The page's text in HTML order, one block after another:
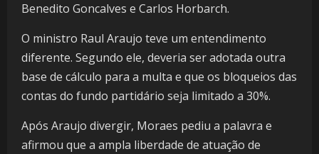
Benedito Goncalves e Carlos Horbarch.
O ministro Raul Araujo teve um entendimento
diferente. Segundo ele, deveria ser adotada outra
base de cálculo para a multa e que os bloqueios das
contas do fundo partidário seja limitado a 30%.
Após Araujo divergir, Moraes pediu a palavra e
afirmou que a ampla liberdade de atuação de